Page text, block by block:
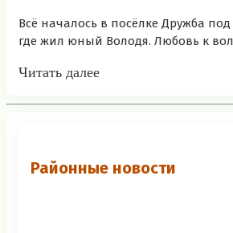
Всё началось в посёлке Дружба
где жил юный Володя. Любовь к
Читать далее
Районные новости